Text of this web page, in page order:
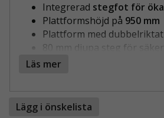
Integrerad stegfot för
Plattformshöjd på 950 mm
Plattform med
80 mm djupa steg för
Godkänd enligt
Läs mer
Lägg i önskelista